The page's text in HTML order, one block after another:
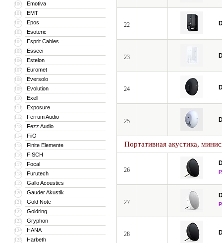
100 Emotiva
101 EMT
102 Epos
103 Esoteric
104 Esprit Cables
105 Esseci
106 Estelon
107 Euromet
108 Eversolo
109 Evolution
110 Exell
111 Exposure
112 Ferrum Audio
113 Fezz Audio
114 FiiO
115 Finite Elemente
116 FISCH
117 Focal
118 Furutech
119 Gallo Acoustics
120 Gauder Akustik
121 Gold Note
122 Goldring
123 Gryphon
124 HANA
125 Harbeth
22
23
24
25
Портативная акустика,
26
27
28